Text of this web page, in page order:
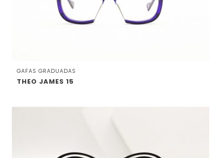
GAFAS GRADUADAS
THEO JAMES 15